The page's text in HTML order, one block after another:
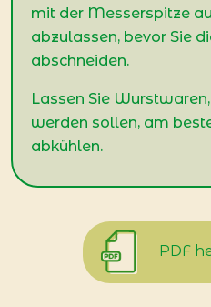
mit der Messerspitze
abzulassen, bevor Sie
abschneiden.
Lassen Sie
werden sollen, am
abkühlen.
PDF